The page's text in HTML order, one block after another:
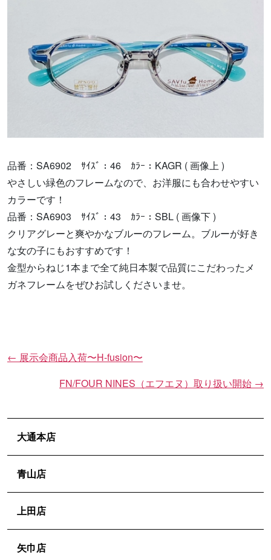
品番：SA6902 ｻｲｽﾞ：46 ｶﾗｰ：KAGR ( 画像上 )
やさしい緑色のフレームなので、お洋服にも合わせやすい
カラーです！
品番：SA6903 ｻｲｽﾞ：43 ｶﾗｰ：SBL ( 画像下 )
クリアグレーと爽やかなブルーのフレーム。ブルーが好き
な女の子にもおすすめです！
金型からねじ1本まで全て純日本製で品質にこだわったメ
ガネフレームをぜひお試しくださいませ。
投
ン
← 展示会商品入荷〜H-fusion〜
FN/FOUR NINES（エフエヌ）取り扱い開始 →
大通本店
青山店
上田店
矢巾店